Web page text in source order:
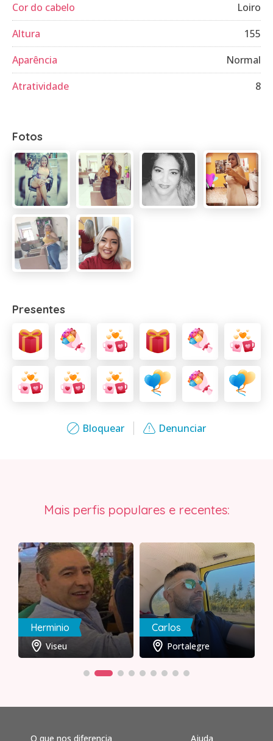
Bloquear Denunciar
Cor do cabelo
Loiro
Altura
155
Aparência
Normal
Atratividade
8
Fotos
Presentes
Mais perfis populares e recentes:
Herminio
Viseu
Carlos
Portalegre
O que nos diferencia Ajuda